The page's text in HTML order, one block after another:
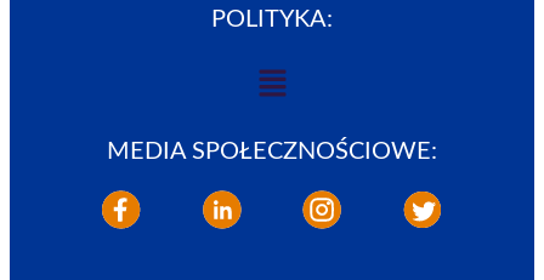
POLITYKA:
MEDIA SPOŁECZNOŚCIOWE: